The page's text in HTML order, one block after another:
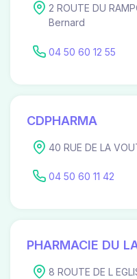
2 ROUTE DU
Bernard
04 50 60 12 55
CDPHARMA
40 RUE DE LA
04 50 60 11 42
PHARMACIE DU
8 ROUTE DE L